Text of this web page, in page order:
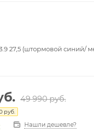
27,5 (штормовой синий/
49 990руб.
руб.
Нашли дешевле?